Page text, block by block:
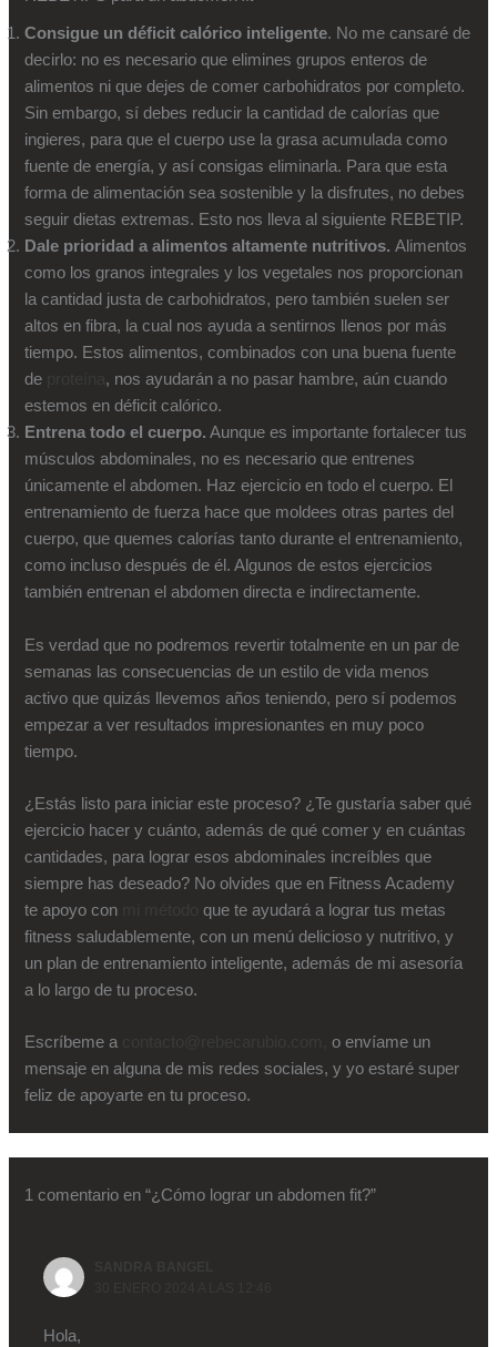
Consigue un déficit calórico inteligente. No me cansaré de
decirlo: no es necesario que elimines grupos enteros de
alimentos ni que dejes de comer carbohidratos por completo.
Sin embargo, sí debes reducir la cantidad de calorías que
ingieres, para que el cuerpo use la grasa acumulada como
fuente de energía, y así consigas eliminarla. Para que esta
forma de alimentación sea sostenible y la disfrutes, no debes
seguir dietas extremas. Esto nos lleva al siguiente REBETIP.
Dale prioridad a alimentos altamente nutritivos.Alimentos
como los granos integrales y los vegetales nos proporcionan
la cantidad justa de carbohidratos, pero también suelen ser
altos en fibra, la cual nos ayuda a sentirnos llenos por más
tiempo. Estos alimentos, combinados con una buena fuente
de
, nos ayudarán a no pasar hambre, aún cuando
estemos en déficit calórico.
Entrena todo el cuerpo. Aunque es importante fortalecer tus
músculos abdominales, no es necesario que entrenes
únicamente el abdomen. Haz ejercicio en todo el cuerpo. El
entrenamiento de fuerza hace que moldees otras partes del
cuerpo, que quemes calorías tanto durante el entrenamiento,
como incluso después de él. Algunos de estos ejercicios
también entrenan el abdomen directa e indirectamente.
Es verdad que no podremos revertir totalmente en un par de
semanas las consecuencias de un estilo de vida menos
activo que quizás llevemos años teniendo, pero sí podemos
empezar a ver resultados impresionantes en muy poco
tiempo.
¿Estás listo para iniciar este proceso? ¿Te gustaría saber qué
ejercicio hacer y cuánto, además de qué comer y en cuántas
cantidades, para lograr esos abdominales increíbles que
siempre has deseado? No olvides que en Fitness Academy
te apoyo con
que te ayudará a lograr tus metas
fitness saludablemente, con un menú delicioso y nutritivo, y
un plan de entrenamiento inteligente, además de mi asesoría
a lo largo de tu proceso.
Escríbeme a
o envíame un
mensaje en alguna de mis redes sociales, y yo estaré super
feliz de apoyarte en tu proceso.
1 comentario en “¿Cómo lograr un abdomen fit?”
Hola,